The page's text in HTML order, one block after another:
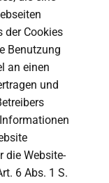
der Cookies
Benutzung
an einen
und
die Website-
6 Abs. 1 S.